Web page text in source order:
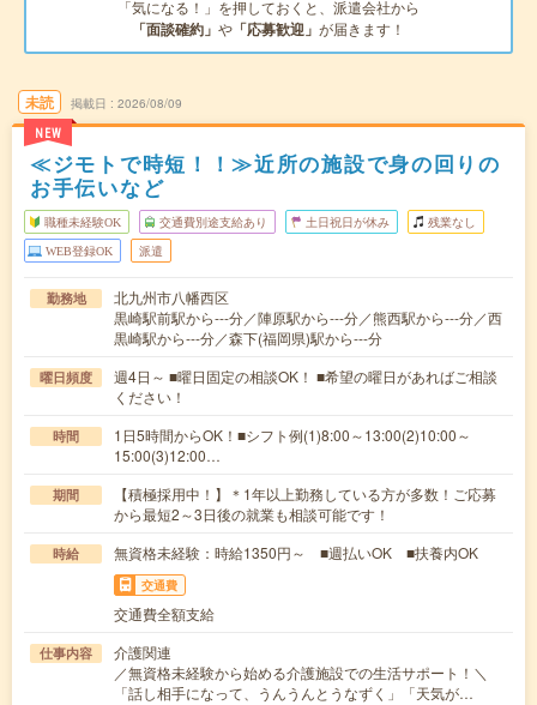
「気になる！」を押しておくと、派遣会社から
「面談確約」 や 「応募歓迎」 が届きます！
未読
NEW
掲載日 2026/08/09
≪ジモトで時短！！≫近所の施設で身の回りの
お手伝いなど
職種未経験OK 交通費別途支給あり 土日祝日が休み 残業なし
WEB登録OK 派遣
勤務地
北九州市八幡西区
黒崎駅前駅から---分／陣原駅から---分／熊西駅から---分／西
黒崎駅から---分／森下(福岡県)駅から---分
曜日頻度
週4日～ ■曜日固定の相談OK！ ■希望の曜日があればご相談
ください！
時間
1日5時間からOK！■シフト例(1)8:00～13:00(2)10:00～
15:00(3)12:00…
期間
【積極採用中！】＊1年以上勤務している方が多数！ご応募
から最短2～3日後の就業も相談可能です！
時給 無資格未経験：時給1350円～ ■週払いOK ■扶養内OK
交通費
交通費全額支給
仕事内容
介護関連
／無資格未経験から始める介護施設での生活サポート！＼
「話し相手になって、うんうんとうなずく」「天気が…